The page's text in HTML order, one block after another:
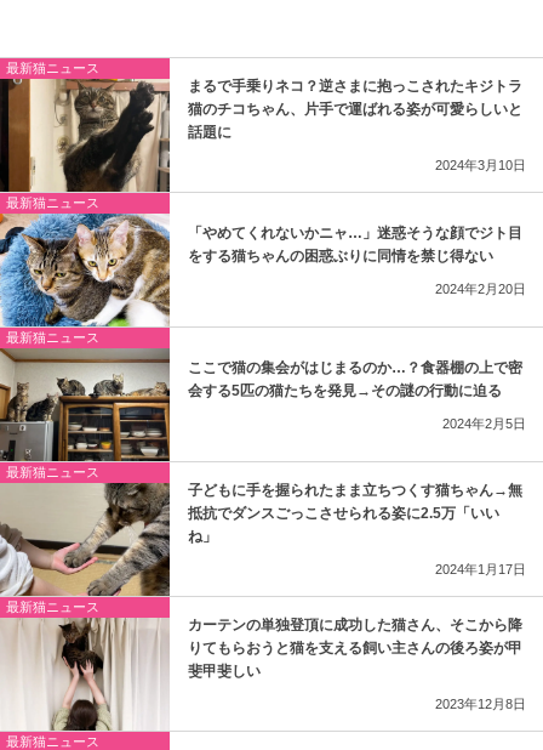
最新猫ニュース
まるで手乗りネコ？逆さまに抱っこされたキジトラ
猫のチコちゃん、片手で運ばれる姿が可愛らしいと
話題に
2024年3月10日
最新猫ニュース
「やめてくれないかニャ…」迷惑そうな顔でジト目
をする猫ちゃんの困惑ぶりに同情を禁じ得ない
2024年2月20日
最新猫ニュース
ここで猫の集会がはじまるのか…？食器棚の上で密
会する5匹の猫たちを発見→その謎の行動に迫る
2024年2月5日
最新猫ニュース
子どもに手を握られたまま立ちつくす猫ちゃん→無
抵抗でダンスごっこさせられる姿に2.5万「いい
ね」
2024年1月17日
最新猫ニュース
カーテンの単独登頂に成功した猫さん、そこから降
りてもらおうと猫を支える飼い主さんの後ろ姿が甲
斐甲斐しい
2023年12月8日
最新猫ニュース